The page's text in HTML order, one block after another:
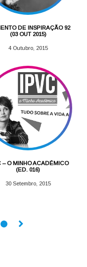
DE INSPIRAÇÃO 92
(03 OUT 2015)
4 Outubro, 2015
– O MINHO ACADÉMICO
(ED. 016)
30 Setembro, 2015